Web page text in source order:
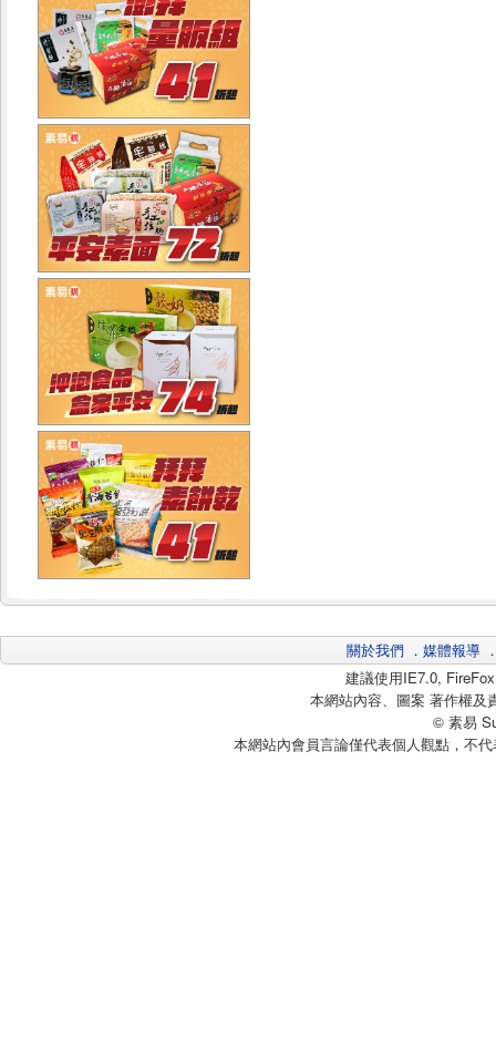
關於我們 ． 媒體報導
建議使用IE7.0,
本網站內容、圖案 著作權及
© 素易
本網站內會員言論僅代表個人觀點，不